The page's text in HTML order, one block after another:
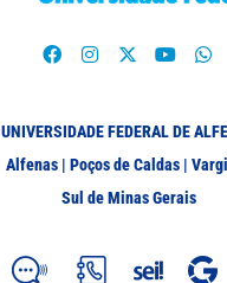
UNIVERSIDADE FEDERAL DE
Alfenas | Poços de Caldas |
Sul de Minas Gerais